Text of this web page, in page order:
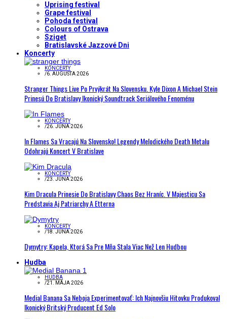
Uprising festival
Grape festival
Pohoda festival
Colours of Ostrava
Sziget
Bratislavské Jazzové Dni
Koncerty
KONCERTY
/6. AUGUSTA 2026
Stranger Things Live Po Prvýkrát Na Slovensku. Kyle Dixon A Michael Stein
Prinesú Do Bratislavy Ikonický Soundtrack Seriálového Fenoménu
KONCERTY
/26. JÚNA 2026
In Flames Sa Vracajú Na Slovensko! Legendy Melodického Death Metalu
Odohrajú Koncert V Bratislave
KONCERTY
/23. JÚNA 2026
Kim Dracula Prinesie Do Bratislavy Chaos Bez Hraníc. V Majesticu Sa
Predstavia Aj Patriarchy A Etterna
KONCERTY
/18. JÚNA 2026
Dymytry: Kapela, Ktorá Sa Pre Mňa Stala Viac Než Len Hudbou
Hudba
HUDBA
/21. MÁJA 2026
Medial Banana Sa Neboja Experimentovať: Ich Najnovšiu Hitovku Produkoval
Ikonický Britský Producent Ed Solo